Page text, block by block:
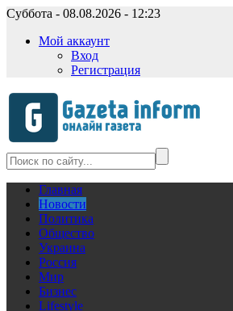
Суббота - 08.08.2026 - 12:23
Мой аккаунт
Вход
Регистрация
Главная
Новости
Политика
Общество
Украина
Россия
Мир
Бизнес
Lifestyle